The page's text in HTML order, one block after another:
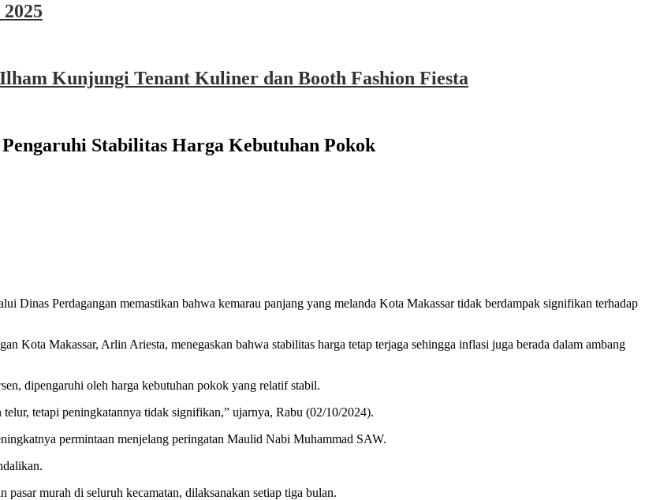
Kunjungi Tenant Kuliner dan Booth Fashion Fiesta
Stabilitas Harga Kebutuhan Pokok
Dinas Perdagangan memastikan bahwa kemarau panjang yang melanda Kota Makassar tidak berdampak signifikan terhadap
Kota Makassar, Arlin Ariesta, menegaskan bahwa stabilitas harga tetap terjaga sehingga inflasi juga berada dalam ambang
dipengaruhi oleh harga kebutuhan pokok yang relatif stabil.
tetapi peningkatannya tidak signifikan,” ujarnya, Rabu (02/10/2024).
permintaan menjelang peringatan Maulid Nabi Muhammad SAW.
murah di seluruh kecamatan, dilaksanakan setiap tiga bulan.